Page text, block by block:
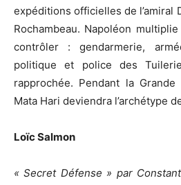
expéditions officielles de l’amiral
Rochambeau. Napoléon
contrôler : gendarmerie,
politique et police des
rapprochée. Pendant la Grande
Mata Hari deviendra l’archétype
Loïc Salmon
« Secret Défense » par